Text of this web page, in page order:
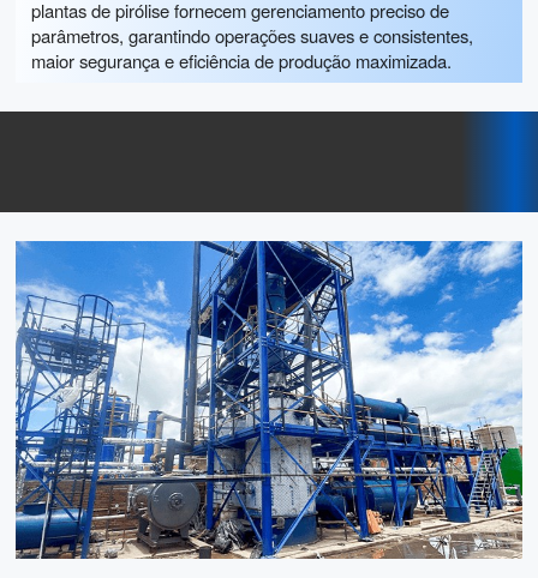
plantas de pirólise fornecem gerenciamento preciso de
parâmetros, garantindo operações suaves e consistentes,
maior segurança e eficiência de produção maximizada.